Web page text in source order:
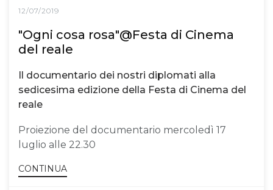
12/07/2019
"Ogni cosa rosa"@Festa di Cinema
del reale
Il documentario dei nostri diplomati alla
sedicesima edizione della Festa di Cinema del
reale
Proiezione del documentario mercoledì 17
luglio alle 22.30
CONTINUA